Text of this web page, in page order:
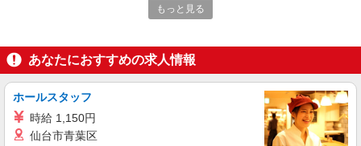
を紹介頂くと, インセンティブ支給(規定有) ★月2
回払い・週払い可能（規程有）★ ゜・。○。・゜
派遣社員
株式会社シエロ
時給1500円〜1600円（経験・能力による） ※
残業代支給 ★交通費別途支給（規定あり） ゜
+゜・。○。・゜+゜・。○。・゜+゜ 入社祝い金10
もっと見る
あなたにおすすめの求人情報
ホールスタッフ
時給 1,150円
仙台市青葉区